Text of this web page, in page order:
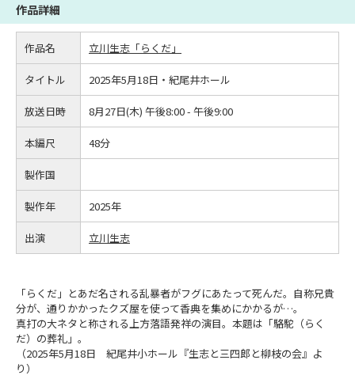
作品詳細
作品名 立川生志「らくだ」
タイトル 2025年5月18日・紀尾井ホール
放送日時 8月27日(木) 午後8:00 - 午後9:00
本編尺 48分
製作国
製作年 2025年
出演 立川生志
「らくだ」とあだ名される乱暴者がフグにあたって死んだ。自称兄貴
分が、通りかかったクズ屋を使って香典を集めにかかるが…。
真打の大ネタと称される上方落語発祥の演目。本題は「駱駝（らく
だ）の葬礼」。
（2025年5月18日 紀尾井小ホール『生志と三四郎と柳枝の会』よ
り）